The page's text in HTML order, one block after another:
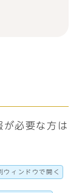
が必要な方は
ウィンドウで開く